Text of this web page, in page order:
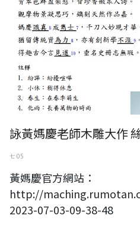
詠黃媽慶老師木雕大作
七 05
黃媽慶官方網站：
http://
2023-07-03-09-38-48